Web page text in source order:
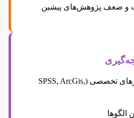
و ضعف پژوهش‌های پیشین
استفاده از نرم‌افزارهای تخصصی (SPSS, ArcGis,
الگوها